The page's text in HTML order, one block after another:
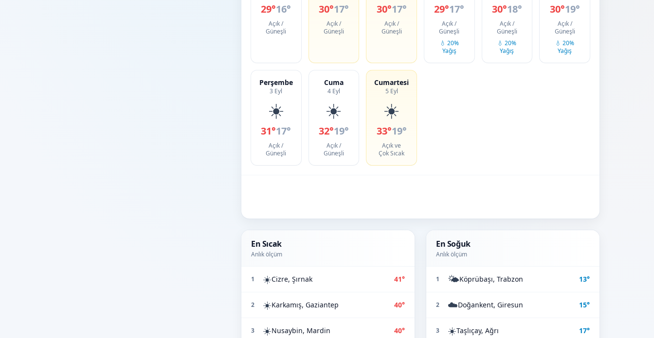
29°16°
Açık /
Güneşli
30°17°
Açık /
Güneşli
30°17°
Açık /
Güneşli
29°17°
Açık /
Güneşli
💧 20%
Yağış
30°18°
Açık /
Güneşli
💧 20%
Yağış
30°19°
Açık /
Güneşli
💧 20%
Yağış
Perşembe
3 Eyl
☀️
31°17°
Açık /
Güneşli
Cuma
4 Eyl
☀️
32°19°
Açık /
Güneşli
Cumartesi
5 Eyl
☀️
33°19°
Açık ve
Çok Sıcak
En Sıcak
Anlık ölçüm
1 ☀️Cizre, Şırnak 41°
2 ☀️Karkamış, Gaziantep 40°
3 ☀️Nusaybin, Mardin 40°
En Soğuk
Anlık ölçüm
1 🌤️Köprübaşı, Trabzon 13°
2 ☁️Doğankent, Giresun 15°
3 ☀️Taşlıçay, Ağrı 17°